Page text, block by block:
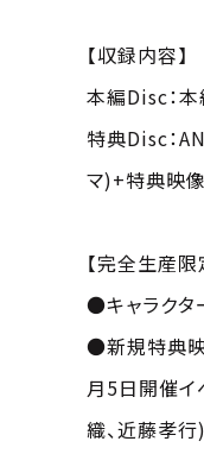
【収録内容】
本編Disc：
特典Disc：
マ)+特典映像
【完全生産限
●キャラクタ
●新規特典映
月5日開催イ
織、近藤孝行